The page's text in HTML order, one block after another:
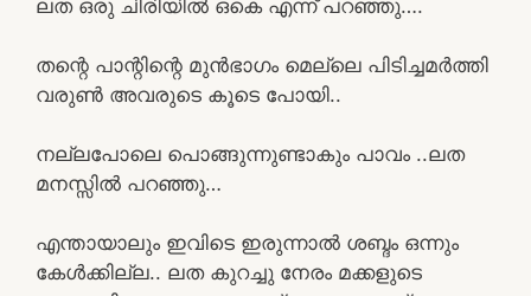
ലത ഒരു ചിരിയിൽ ഒകെ എന്ന് പറഞ്ഞു….
തന്റെ പാന്റിന്റെ മുൻഭാഗം മെല്ലെ പിടിച്ചമർത്തി
വരുൺ അവരുടെ കൂടെ പോയി..
നല്ലപോലെ പൊങ്ങുന്നുണ്ടാകും പാവം ..ലത
മനസ്സിൽ പറഞ്ഞു…
എന്തായാലും ഇവിടെ ഇരുന്നാൽ ശബ്ദം ഒന്നും
കേൾക്കില്ല.. ലത കുറച്ചു നേരം മക്കളുടെ